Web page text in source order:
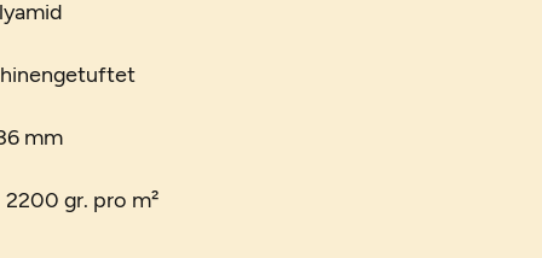
mm
gr. pro m²